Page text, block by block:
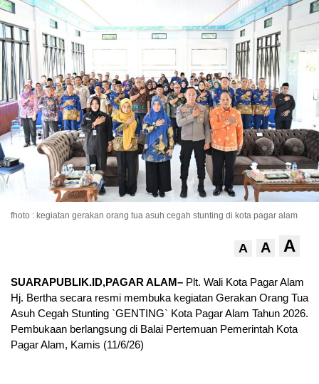
fhoto : kegiatan gerakan orang tua asuh cegah stunting di kota pagar alam
A A A
SUARAPUBLIK.ID,PAGAR ALAM– Plt. Wali Kota Pagar Alam
Hj. Bertha secara resmi membuka kegiatan Gerakan Orang Tua
Asuh Cegah Stunting `GENTING` Kota Pagar Alam Tahun 2026.
Pembukaan berlangsung di Balai Pertemuan Pemerintah Kota
Pagar Alam, Kamis (11/6/26)